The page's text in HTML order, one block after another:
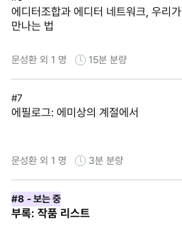
에디터조합과 에디터 네트워크, 우리가
만나는 법
문성환 외 1 명 15분 분량
#7
에필로그: 에미상의 계절에서
문성환 외 1 명 3분 분량
#8 - 보는 중
부록: 작품 리스트